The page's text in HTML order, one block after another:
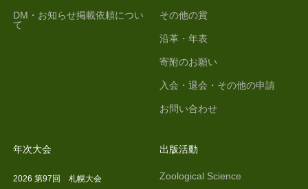
DM・お知らせ掲載依頼につい
て
その他の賞
沿革・年表
寄附のお願い
入会・退会・その他の申請
お問い合わせ
年次大会
2026 第97回 札幌大会
出版活動
Zoological Science